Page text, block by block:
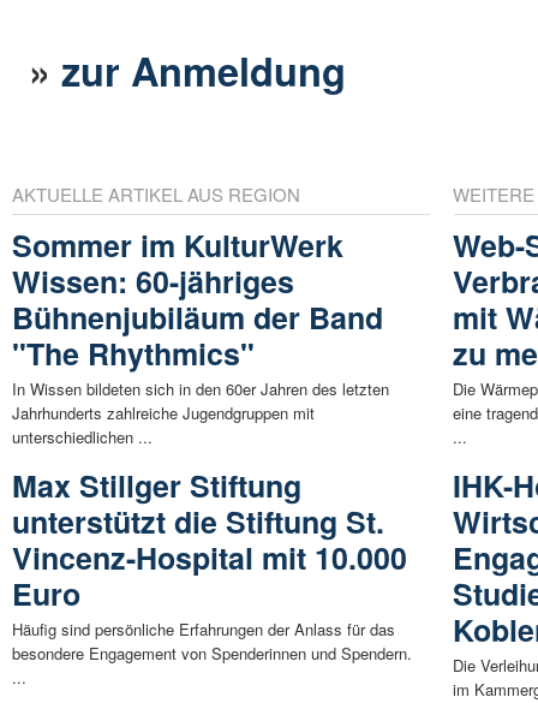
»zur Anmeldung
AKTUELLE ARTIKEL AUS REGION
Sommer im KulturWerk
Wissen: 60-jähriges
Bühnenjubiläum der Band
"The Rhythmics"
In Wissen bildeten sich in den 60er Jahren des letzten
Jahrhunderts zahlreiche Jugendgruppen mit
unterschiedlichen ...
Max Stillger Stiftung
unterstützt die Stiftung St.
Vincenz-Hospital mit 10.000
Euro
Häufig sind persönliche Erfahrungen der Anlass für das
besondere Engagement von Spenderinnen und Spendern.
...
Web-
mit
zu
Die
eine
...
IHK-
Die
im